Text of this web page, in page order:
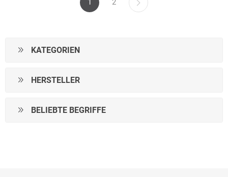
1 2
KATEGORIEN
HERSTELLER
BELIEBTE BEGRIFFE